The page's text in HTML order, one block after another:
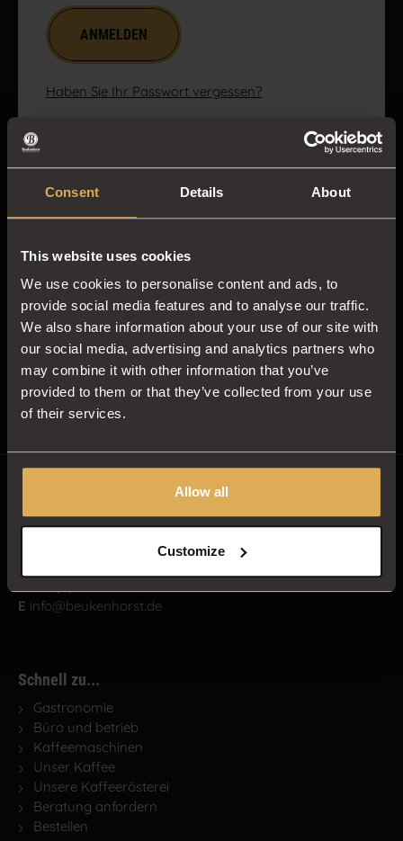
Consent Details About
This website uses cookies
We use cookies to personalise content and ads, to
provide social media features and to analyse our traffic.
We also share information about your use of our site with
our social media, advertising and analytics partners who
may combine it with other information that you’ve
provided to them or that they’ve collected from your use
of their services.
Allow all
Customize
ANMELDEN
Haben Sie Ihr Passwort vergessen?
nachbestellen und Ihre Daten verwalten.
Konto anlegen
Beukenhorst Kaffee
Heinrich-Hertz-Straße 6
E info@beukenhorst.de
Schnell zu...
Gastronomie
Büro und betrieb
Kaffeemaschinen
Unser Kaffee
Unsere Kaffeerösterei
Beratung anfordern
Bestellen